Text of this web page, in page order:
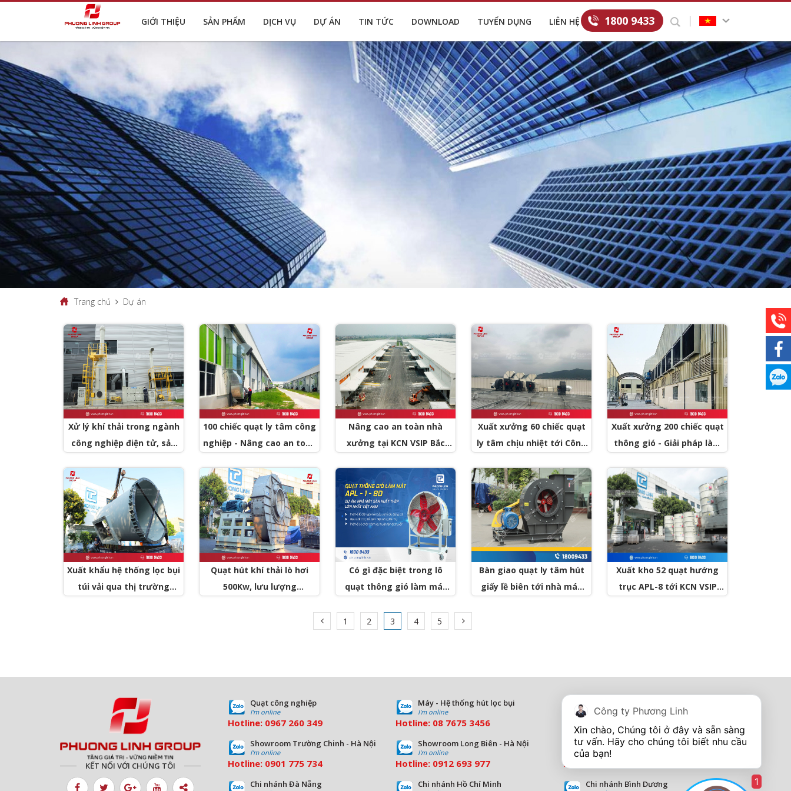
GIỚI THIỆU SẢN PHẨM DỊCH VỤ DỰ ÁN TIN TỨC DOWNLOAD TUYỂN DỤNG LIÊN HỆ 1800 9433
Trang chủ Dự án
Xử lý khí thải trong ngành
công nghiệp điện tử, sản
100 chiếc quạt ly tâm công
nghiệp - Nâng cao an toàn
xuất cỏ nhân tạo tại Tây
Ninh
Nâng cao an toàn nhà
xưởng tại KCN VSIP Bắc
Xuất xưởng 60 chiếc quạt
ly tâm chịu nhiệt tới Công
Nội
Xuất xưởng 200 chiếc quạt
thông gió - Giải pháp làm
nhà xưởng
Xuất khẩu hệ thống lọc bụi
túi vải qua thị trường
Quạt hút khí thải lò hơi
500Kw, lưu lượng
Có gì đặc biệt trong lô
quạt thông gió làm mát
nhất Việt Nam
Bàn giao quạt ly tâm hút
giấy lề biên tới nhà máy
Xuất kho 52 quạt hướng
trục APL-8 tới KCN VSIP
1
2 3 4 5
KẾT NỐI VỚI CHÚNG TÔI
Quạt công nghiệp
I'm online
Hotline: 0967 260 349
Máy - Hệ thống hút lọc bụi
I'm online
Hotline: 08 7675 3456
I'm online
Showroom Trường Chinh - Hà Nội
I'm online
Hotline: 0901 775 734
Showroom Long Biên - Hà Nội
I'm online
Hotline: 0912 693 977
Showroom Tp Vinh - Nghệ An
I''m online
Hotline:
Chi nhánh Đà Nẵng Chi nhánh Hồ Chí Minh Chi nhánh Bình Dương
Công ty Phương Linh
Xin chào, Chúng tôi ở đây và sẵn sàng
tư vấn. Hãy cho chúng tôi biết nhu cầu
1